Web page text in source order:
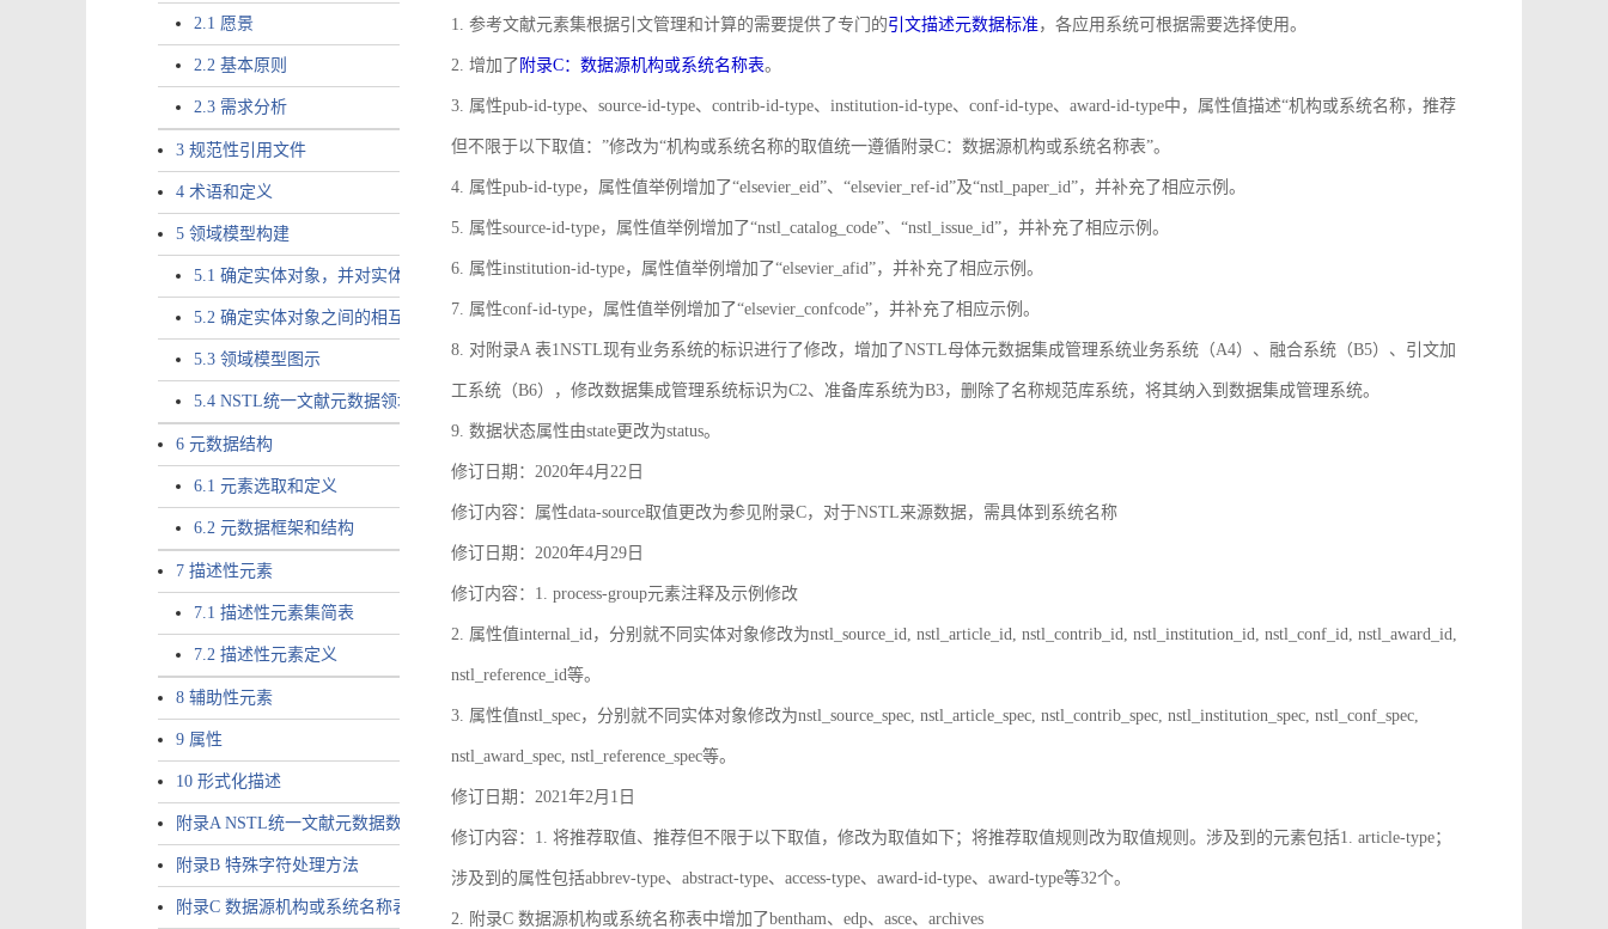
2.1 愿景
2.2 基本原则
2.3 需求分析
3 规范性引用文件
4 术语和定义
5 领域模型构建
5.1 确定实体对象，并对实体对象命名
5.2 确定实体对象之间的相互关系，定义实体对象之间的关联和约束
5.3 领域模型图示
5.4 NSTL统一文献元数据领域模型的验证
6 元数据结构
6.1 元素选取和定义
6.2 元数据框架和结构
7 描述性元素
7.1 描述性元素集简表
7.2 描述性元素定义
8 辅助性元素
9 属性
10 形式化描述
附录A NSTL统一文献元数据数据唯一标识符规则
附录B 特殊字符处理方法
附录C 数据源机构或系统名称表
1. 参考文献元素集根据引文管理和计算的需要提供了专门的引文描述元数据标准 ，各应用系统可根据需要选择使用。
2. 增加了 附录C：数据源机构或系统名称表。
3. 属性pub-id-type、source-id-type、contrib-id-type、institution-id-type、conf-id-type、award-id-type中，属性值描述“机构或系统名称，推荐
但不限于以下取值：”修改为“机构或系统名称的取值统一遵循附录C：数据源机构或系统名称表”。
4. 属性pub-id-type，属性值举例增加了“elsevier_eid”、“elsevier_ref-id”及“nstl_paper_id”，并补充了相应示例。
5. 属性source-id-type，属性值举例增加了“nstl_catalog_code”、“nstl_issue_id”，并补充了相应示例。
6. 属性institution-id-type，属性值举例增加了“elsevier_afid”，并补充了相应示例。
7. 属性conf-id-type，属性值举例增加了“elsevier_confcode”，并补充了相应示例。
8. 对附录A 表1NSTL现有业务系统的标识进行了修改，增加了NSTL母体元数据集成管理系统业务系统（A4）、融合系统（B5）、引文加
工系统（B6），修改数据集成管理系统标识为C2、准备库系统为B3，删除了名称规范库系统，将其纳入到数据集成管理系统。
9. 数据状态属性由state更改为status。
修订日期：2020年4月22日
修订内容：属性data-source取值更改为参见附录C，对于NSTL来源数据，需具体到系统名称
修订日期：2020年4月29日
修订内容：1. process-group元素注释及示例修改
2. 属性值internal_id，分别就不同实体对象修改为nstl_source_id, nstl_article_id, nstl_contrib_id, nstl_institution_id, nstl_conf_id, nstl_award_id,
nstl_reference_id等。
3. 属性值nstl_spec，分别就不同实体对象修改为nstl_source_spec, nstl_article_spec, nstl_contrib_spec, nstl_institution_spec, nstl_conf_spec,
nstl_award_spec, nstl_reference_spec等。
修订日期：2021年2月1日
修订内容：1. 将推荐取值、推荐但不限于以下取值，修改为取值如下；将推荐取值规则改为取值规则。涉及到的元素包括1. article-type；
涉及到的属性包括abbrev-type、abstract-type、access-type、award-id-type、award-type等32个。
2. 附录C 数据源机构或系统名称表中增加了bentham、edp、asce、archives